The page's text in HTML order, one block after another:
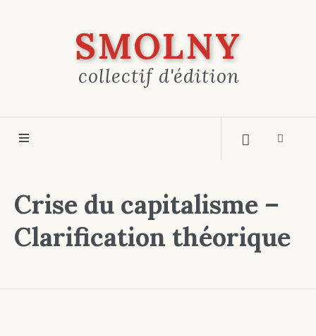
SMOLNY
collectif d'édition
Crise du capitalisme –
Clarification théorique